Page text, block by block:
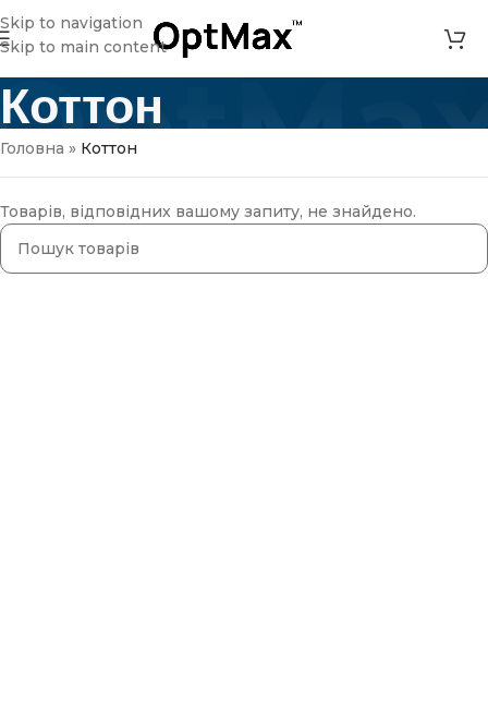
Skip to navigation
Skip to main content
Коттон
Головна » Коттон
Товарів, відповідних вашому запиту, не знайдено.